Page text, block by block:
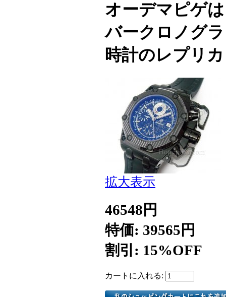
オーデマピゲ
バークロノグ
時計のレプリカ
拡大表示
46548円
特価: 39565円
割引: 15%OFF
カートに入れる: